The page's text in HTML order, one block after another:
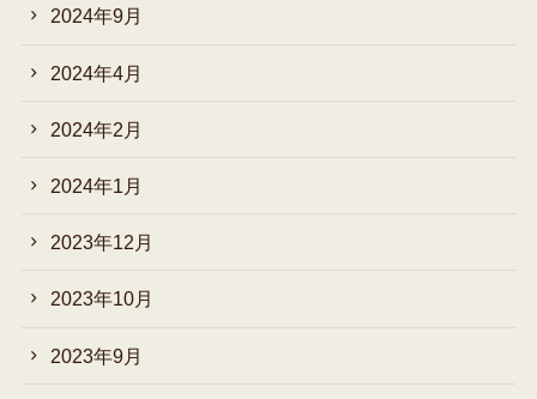
2024年9月
2024年4月
2024年2月
2024年1月
2023年12月
2023年10月
2023年9月